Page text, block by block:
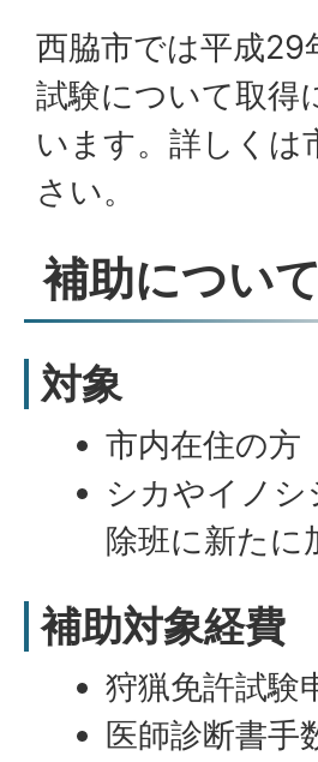
西脇市では平成29
試験について取得
います。詳しくは
さい。
補助について
対象
市内在住の方
シカやイノ
除班に新たに
補助対象経費
狩猟免許試験
医師診断書手